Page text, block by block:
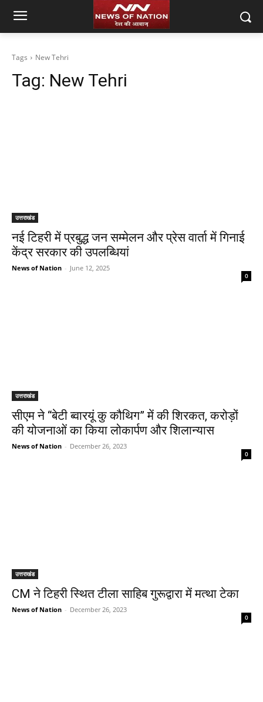
Tags New Tehri
Tag: New Tehri
उत्तराखंड
नई टिहरी में प्रबुद्ध जन सम्मेलन और प्रेस वार्ता में गिनाई
केंद्र सरकार की उपलब्धियां
News of Nation - June 12, 2025
0
उत्तराखंड
सीएम ने “बेटी ब्वारयूं कु कौथिग” में की शिरकत, करोड़ों
की योजनाओं का किया लोकार्पण और शिलान्यास
News of Nation - December 26, 2023
0
उत्तराखंड
CM ने टिहरी स्थित टीला साहिब गुरूद्वारा में मत्था टेका
News of Nation - December 26, 2023
0